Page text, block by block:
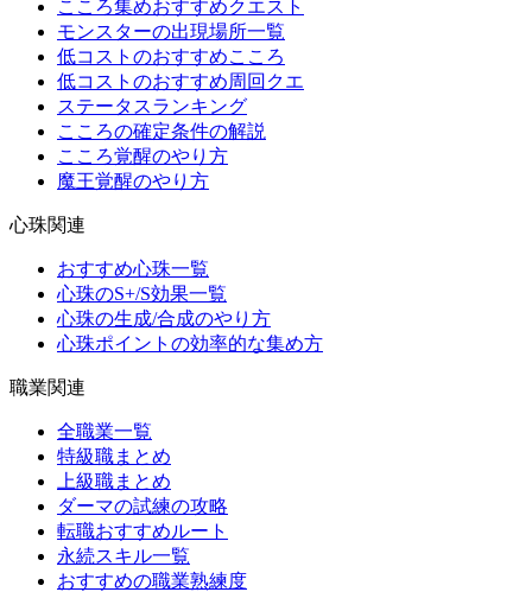
こころ集めおすすめクエスト
モンスターの出現場所一覧
低コストのおすすめこころ
低コストのおすすめ周回クエ
ステータスランキング
こころの確定条件の解説
こころ覚醒のやり方
魔王覚醒のやり方
心珠関連
おすすめ心珠一覧
心珠のS+/S効果一覧
心珠の生成/合成のやり方
心珠ポイントの効率的な集め方
職業関連
全職業一覧
特級職まとめ
上級職まとめ
ダーマの試練の攻略
転職おすすめルート
永続スキル一覧
おすすめの職業熟練度